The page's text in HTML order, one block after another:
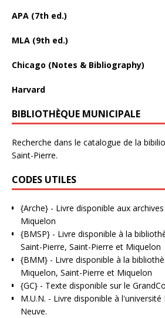
APA (7th ed.)
MLA (9th ed.)
Chicago (Notes & Bibliography)
Harvard
BIBLIOTHÈQUE MUNICIPALE
Recherche dans le catalogue de la
Saint-Pierre.
CODES UTILES
{Arche} - Livre disponible aux
Miquelon
{BMSP} - Livre disponible à la
Saint-Pierre, Saint-Pierre et Miquelon
{BMM} - Livre disponible à la
Miquelon, Saint-Pierre et Miquelon
{GC} - Texte disponible sur le
M.U.N. - Livre disponible à
Neuve.